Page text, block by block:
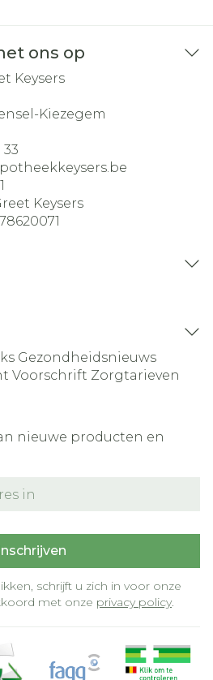
ons op
Keysers
Kiezegem
33
Keysers
Gezondheidsnieuws
Voorschrift Zorgtarieven
nieuwe producten en
schrijft u zich in voor onze
met onze privacy policy.